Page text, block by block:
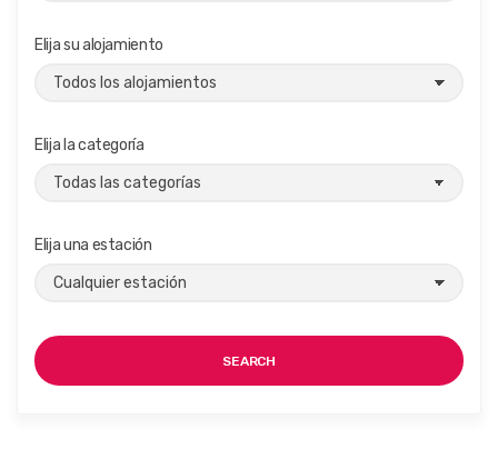
Elija su alojamiento
Elija la categoría
Elija una estación
SEARCH